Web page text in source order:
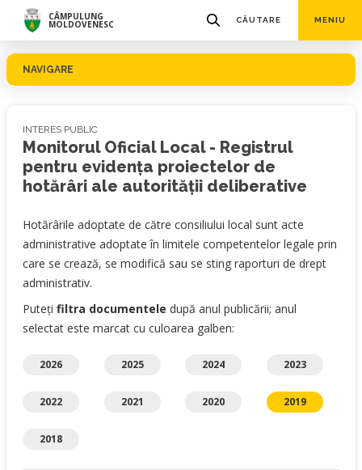
CÂMPULUNG
MOLDOVENESC CĂUTARE MENIU
NAVIGARE
INTERES PUBLIC
Monitorul Oficial Local - Registrul
pentru evidența proiectelor de
hotărâri ale autorității deliberative
Hotărârile adoptate de către consiliului local sunt acte
administrative adoptate în limitele competentelor legale prin
care se crează, se modifică sau se sting raporturi de drept
administrativ.
Puteți filtra documentele după anul publicării; anul
selectat este marcat cu culoarea galben:
2026 2025 2024 2023
2022 2021 2020 2019
2018